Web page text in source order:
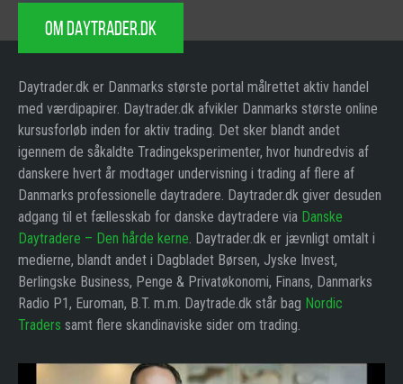
OM DAYTRADER.DK
Daytrader.dk er Danmarks største portal målrettet aktiv handel
med værdipapirer. Daytrader.dk afvikler Danmarks største online
kursusforløb inden for aktiv trading. Det sker blandt andet
igennem de såkaldte Tradingeksperimenter, hvor hundredvis af
danskere hvert år modtager undervisning i trading af flere af
Danmarks professionelle daytradere. Daytrader.dk giver desuden
adgang til et fællesskab for danske daytradere via Danske
Daytradere – Den hårde kerne. Daytrader.dk er jævnligt omtalt i
medierne, blandt andet i Dagbladet Børsen, Jyske Invest,
Berlingske Business, Penge & Privatøkonomi, Finans, Danmarks
Radio P1, Euroman, B.T. m.m. Daytrade.dk står bag Nordic
Traders samt flere skandinaviske sider om trading.